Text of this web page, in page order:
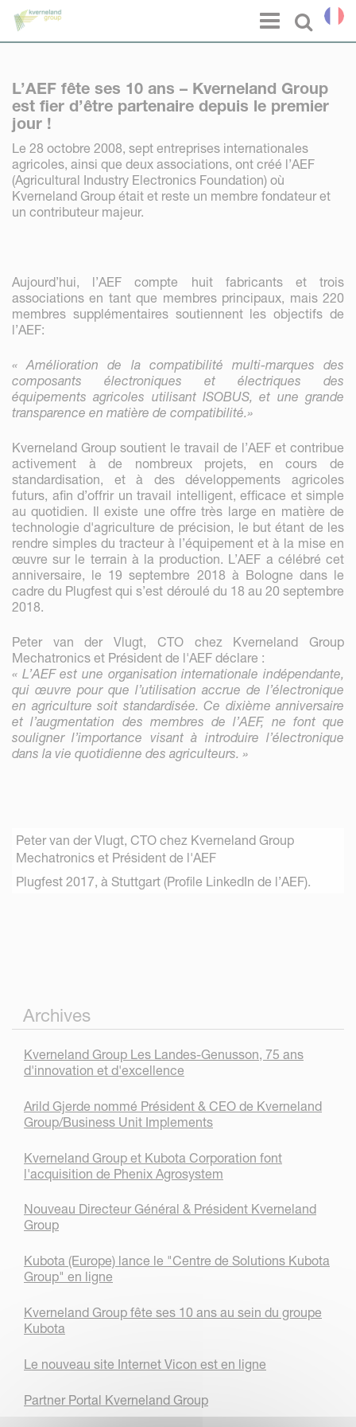
Select
Menu
L’AEF fête ses 10 ans – Kverneland Group
est fier d’être partenaire depuis le premier
jour !
Le 28 octobre 2008, sept entreprises internationales
agricoles, ainsi que deux associations, ont créé l’AEF
(Agricultural Industry Electronics Foundation) où
Kverneland Group était et reste un membre fondateur et
un contributeur majeur.
Aujourd’hui, l’AEF compte huit fabricants et trois
associations en tant que membres principaux, mais 220
membres supplémentaires soutiennent les objectifs de
l’AEF:
« Amélioration de la compatibilité multi-marques des
composants électroniques et électriques des
équipements agricoles utilisant ISOBUS, et une grande
transparence en matière de compatibilité.»
Kverneland Group soutient le travail de l’AEF et contribue
activement à de nombreux projets, en cours de
standardisation, et à des développements agricoles
futurs, afin d’offrir un travail intelligent, efficace et simple
au quotidien. Il existe une offre très large en matière de
technologie d'agriculture de précision, le but étant de les
rendre simples du tracteur à l’équipement et à la mise en
œuvre sur le terrain à la production. L’AEF a célébré cet
anniversaire, le 19 septembre 2018 à Bologne dans le
cadre du Plugfest qui s’est déroulé du 18 au 20 septembre
2018.
Peter van der Vlugt, CTO chez Kverneland Group
Mechatronics et Président de l'AEF déclare :
« L’AEF est une organisation internationale indépendante,
qui œuvre pour que l’utilisation accrue de l’électronique
en agriculture soit standardisée. Ce dixième anniversaire
et l’augmentation des membres de l’AEF, ne font que
souligner l’importance visant à introduire l’électronique
dans la vie quotidienne des agriculteurs. »
Peter van der Vlugt, CTO chez Kverneland Group
Mechatronics et Président de l'AEF
Plugfest 2017, à Stuttgart (Profile LinkedIn de l’AEF).
Archives
Kverneland Group Les Landes-Genusson, 75 ans
d'innovation et d'excellence
Arild Gjerde nommé Président & CEO de Kverneland
Group/Business Unit Implements
Kverneland Group et Kubota Corporation font
l'acquisition de Phenix Agrosystem
Nouveau Directeur Général & Président Kverneland
Group
Kubota (Europe) lance le "Centre de Solutions Kubota
Group" en ligne
Kverneland Group fête ses 10 ans au sein du groupe
Kubota
Le nouveau site Internet Vicon est en ligne
Partner Portal Kverneland Group
Panneau de gestion des cookies